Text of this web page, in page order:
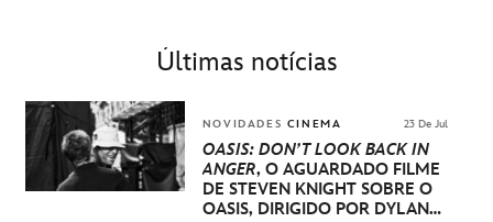
Últimas notícias
NOVIDADES CINEMA 23 De Jul
OASIS: DON’T LOOK BACK IN
ANGER, O AGUARDADO FILME
DE STEVEN KNIGHT SOBRE O
OASIS, DIRIGIDO POR DYLAN